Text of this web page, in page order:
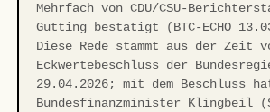
Mehrfach von CDU/CSU-
Gutting bestätigt (BTC-ECHO
Diese Rede stammt aus der Zeit
Eckwertebeschluss der
29.04.2026; mit dem Beschluss
Bundesfinanzminister Klingbeil